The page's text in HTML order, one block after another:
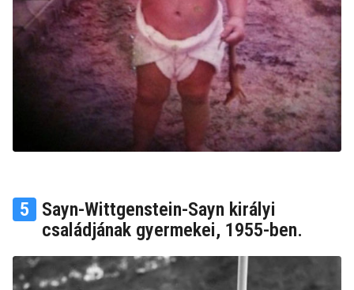
5
Sayn-Wittgenstein-Sayn királyi
családjának gyermekei, 1955-ben.